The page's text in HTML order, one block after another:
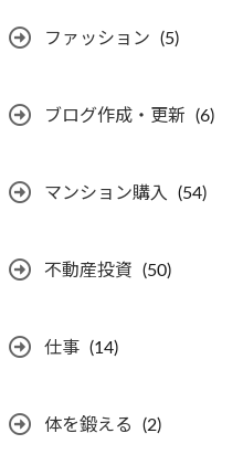
ファッション (5)
ブログ作成・更新 (6)
マンション購入 (54)
不動産投資 (50)
仕事 (14)
体を鍛える (2)